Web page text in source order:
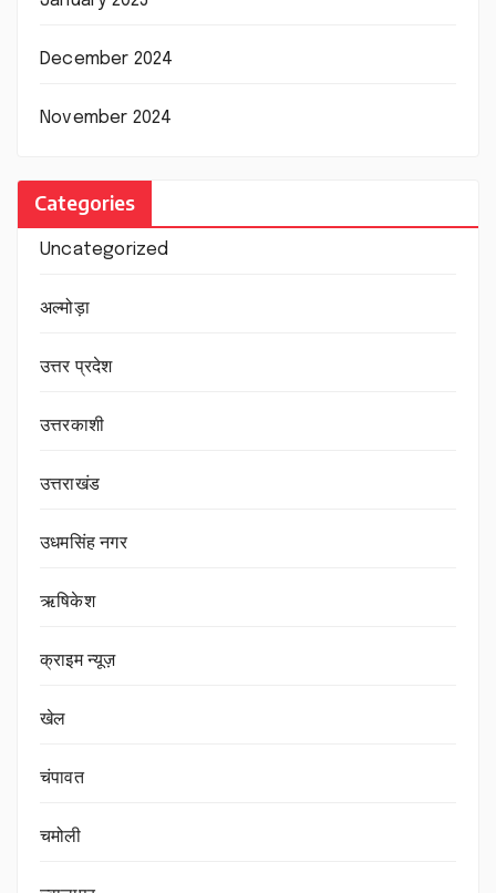
December 2024
November 2024
Categories
Uncategorized
अल्मोड़ा
उत्तर प्रदेश
उत्तरकाशी
उत्तराखंड
उधमसिंह नगर
ऋषिकेश
क्राइम न्यूज़
खेल
चंपावत
चमोली